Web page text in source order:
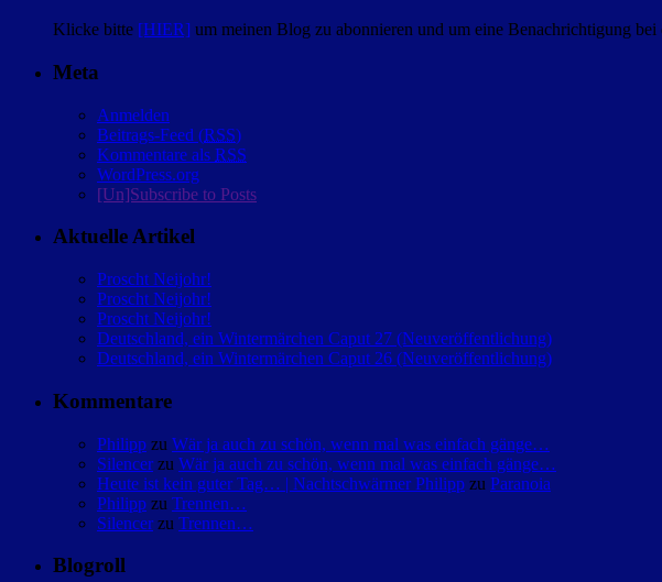
Klicke bitte [HIER] um meinen Blog zu abonnieren und um eine Benachrichtigung
Meta
Anmelden
Beitrags-Feed (RSS)
Kommentare als RSS
WordPress.org
[Un]Subscribe to Posts
Aktuelle Artikel
Proscht Neijohr!
Proscht Neijohr!
Proscht Neijohr!
Deutschland, ein Wintermärchen Caput 27 (Neuveröffentlichung)
Deutschland, ein Wintermärchen Caput 26 (Neuveröffentlichung)
Kommentare
Philipp zu Wär ja auch zu schön, wenn mal was einfach gänge…
Silencer zu Wär ja auch zu schön, wenn mal was einfach gänge…
Heute ist kein guter Tag… | Nachtschwärmer Philipp zu Paranoia
Philipp zu Trennen…
Silencer zu Trennen…
Blogroll